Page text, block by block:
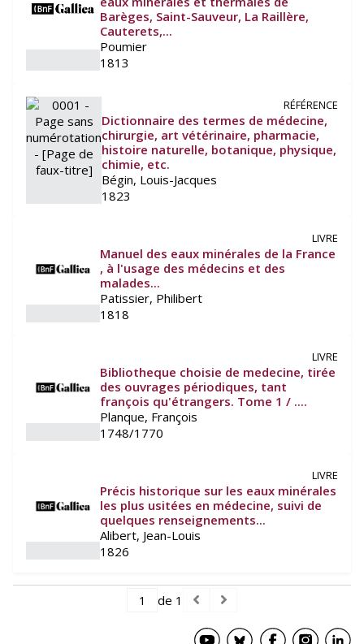
Barèges, Saint-Sauveur, La Raillère,
Cauterets,...
Poumier
1813
RÉFÉRENCE
Dictionnaire des termes de médecine,
chirurgie, art vétérinaire, pharmacie,
histoire naturelle, botanique, physique,
chimie, etc.
Bégin, Louis-Jacques
1823
LIVRE
Manuel des eaux minérales de la France
, à l'usage des médecins et des
malades...
Patissier, Philibert
1818
LIVRE
Bibliotheque choisie de medecine, tirée
des ouvrages périodiques, tant
françois qu'étrangers. Tome 1 / ....
Planque, François
1748/1770
LIVRE
Précis historique sur les eaux minérales
les plus usitées en médecine, suivi de
quelques renseignements...
Alibert, Jean-Louis
1826
de 1